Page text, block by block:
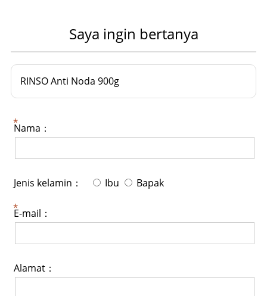
Saya ingin bertanya
RINSO Anti Noda 900g
Nama：
Jenis kelamin： Ibu Bapak
E-mail：
Alamat：